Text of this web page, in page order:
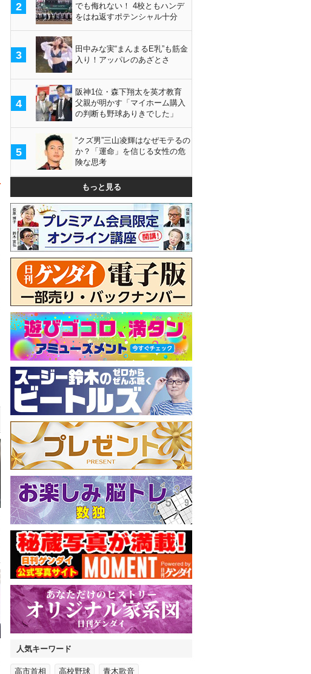
2
でも侮れない！ 4校ともハンデ
をはね返すポテンシャル十分
3
田中みな実“まんまるE乳”も筋金
入り！アッパレのあざとさ
4
阪神1位・森下翔太を英才教育
父親が明かす「マイホーム購入
の判断も野球ありきでした」
5
“クズ男”三山凌輝はなぜモテるの
か？「運命」を信じる女性の危
険な思考
もっと見る
人気キーワード
高市首相 高校野球 青木歌音